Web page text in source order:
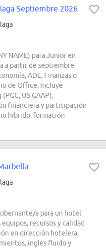
Septiembre 2026
NAME) para Junior en
a partir de septiembre
ADE, Finanzas o
de Office. Incluye
US GAAP),
financiera y participación
híbrido, formación
a para un hotel
recursos y calidad
en dirección hotelera,
inglés fluido y